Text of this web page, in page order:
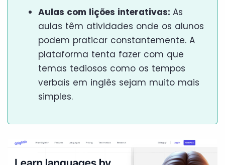
Aulas com lições interativas: As
aulas têm atividades onde os alunos
podem praticar constantemente. A
plataforma tenta fazer com que
temas tediosos como os tempos
verbais em inglês sejam muito mais
simples.